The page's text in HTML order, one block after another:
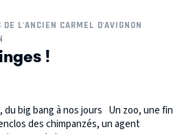
L'ANCIEN CARMEL D'AVIGNON
!
du big bang à nos jours Un zoo, une fin
des chimpanzés, un agent